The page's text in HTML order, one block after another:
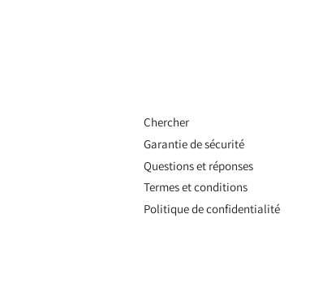
Chercher
Garantie de sécurité
Questions et réponses
Termes et conditions
Politique de confidentialité